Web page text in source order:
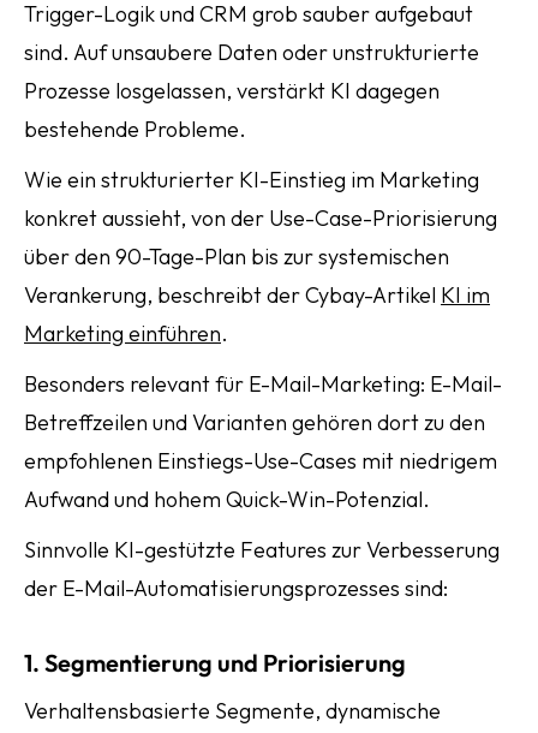
Trigger-Logik und CRM grob sauber aufgebaut
sind. Auf unsaubere Daten oder unstrukturierte
Prozesse losgelassen, verstärkt KI dagegen
bestehende Probleme.
Wie ein strukturierter KI-Einstieg im Marketing
konkret aussieht, von der Use-Case-Priorisierung
über den 90-Tage-Plan bis zur systemischen
Verankerung, beschreibt der Cybay-Artikel KI im
Marketing einführen.
Besonders relevant für E-Mail-Marketing: E-Mail-
Betreffzeilen und Varianten gehören dort zu den
empfohlenen Einstiegs-Use-Cases mit niedrigem
Aufwand und hohem Quick-Win-Potenzial.
Sinnvolle KI-gestützte Features zur Verbesserung
der E-Mail-Automatisierungsprozesses sind:
1. Segmentierung und Priorisierung
Verhaltensbasierte Segmente, dynamische